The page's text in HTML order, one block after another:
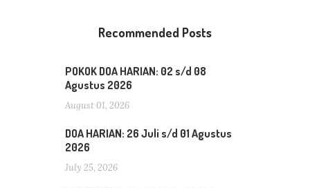
Recommended Posts
POKOK DOA HARIAN: 02 s/d 08
Agustus 2026
August 01, 2026
DOA HARIAN: 26 Juli s/d 01 Agustus
2026
July 25, 2026